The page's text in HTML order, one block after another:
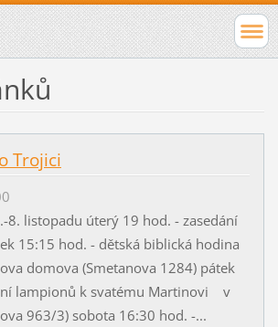
Trojici
8. listopadu úterý 19 hod. - zasedání
15:15 hod. - dětská biblická hodina
domova (Smetanova 1284) pátek
lampionů k svatému Martinovi v
963/3) sobota 16:30 hod. -...